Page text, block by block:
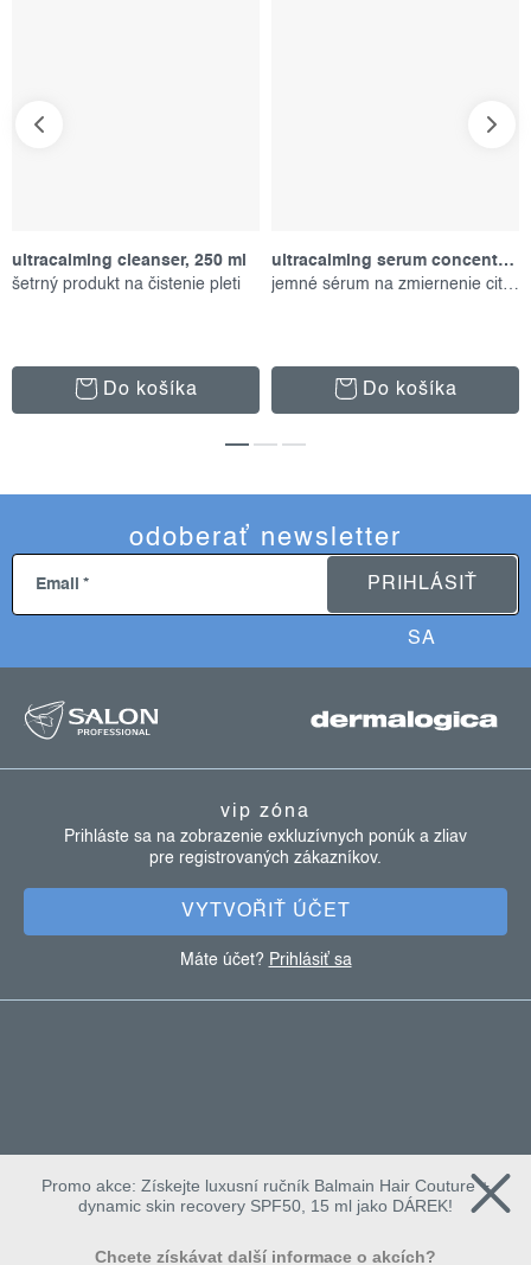
ultracalming cleanser, 250 ml
šetrný produkt na čistenie pleti
Do košíka
ultracalming serum concentrate, 40 ml
jemné sérum na zmiernenie citlivosti
Do košíka
odoberať newsletter
Email PRIHLÁSIŤ
SA
vip zóna
Prihláste sa na zobrazenie exkluzívnych ponúk a zliav
pre registrovaných zákazníkov.
VYTVOŘIŤ ÚČET
Máte účet? Prihlásiť sa
Promo akce: Získejte luxusní ručník Balmain Hair Couture +
dynamic skin recovery SPF50, 15 ml jako DÁREK!
Chcete získávat další informace o akcích?